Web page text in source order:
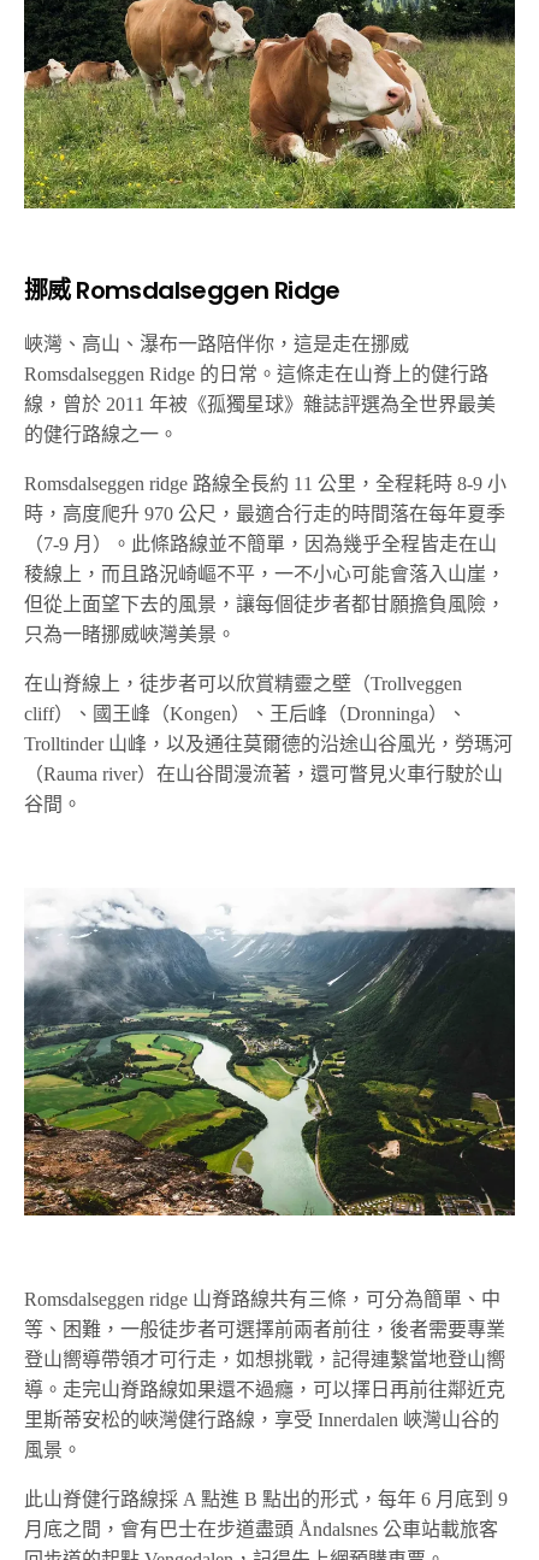
挪威 Romsdalseggen Ridge
峽灣、高山、瀑布一路陪伴你，這是走在挪威
Romsdalseggen Ridge 的日常。這條走在山脊上的健行路
線，曾於 2011 年被《孤獨星球》雜誌評選為全世界最美
的健行路線之一。
Romsdalseggen ridge 路線全長約 11 公里，全程耗時 8-9 小
時，高度爬升 970 公尺，最適合行走的時間落在每年夏季
（7-9 月）。此條路線並不簡單，因為幾乎全程皆走在山
稜線上，而且路況崎嶇不平，一不小心可能會落入山崖，
但從上面望下去的風景，讓每個徒步者都甘願擔負風險，
只為一睹挪威峽灣美景。
在山脊線上，徒步者可以欣賞精靈之壁（Trollveggen
cliff）、國王峰（Kongen）、王后峰（Dronninga）、
Trolltinder 山峰，以及通往莫爾德的沿途山谷風光，勞瑪河
（Rauma river）在山谷間漫流著，還可瞥見火車行駛於山
谷間。
Romsdalseggen ridge 山脊路線共有三條，可分為簡單、中
等、困難，一般徒步者可選擇前兩者前往，後者需要專業
登山嚮導帶領才可行走，如想挑戰，記得連繫當地登山嚮
導。走完山脊路線如果還不過癮，可以擇日再前往鄰近克
里斯蒂安松的峽灣健行路線，享受 Innerdalen 峽灣山谷的
風景。
此山脊健行路線採 A 點進 B 點出的形式，每年 6 月底到 9
月底之間，會有巴士在步道盡頭 Åndalsnes 公車站載旅客